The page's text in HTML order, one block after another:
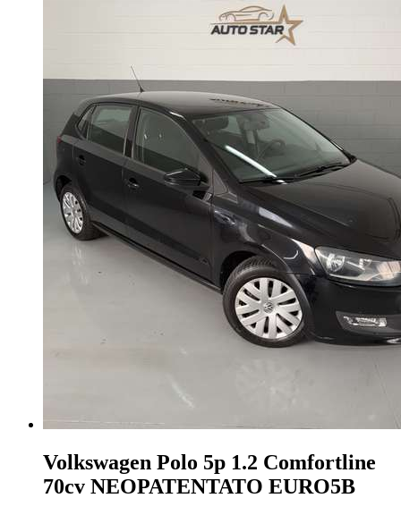
Volkswagen Polo 5p 1.2 Comfortline
70cv NEOPATENTATO EURO5B